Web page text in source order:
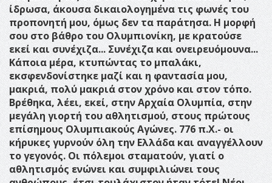
ίδρωσα, άκουσα δικαιολογημένα τις φωνές του
προπονητή μου, όμως δεν τα παράτησα. Η μορφή
σου στο βάθρο του Ολυμπιονίκη, με κρατούσε
εκεί και συνέχιζα... Συνέχιζα και ονειρευόμουνα...
Κάποια μέρα, κτυπώντας το μπαλάκι,
εκσφενδονίστηκε μαζί και η φαντασία μου,
μακριά, πολύ μακριά στον χρόνο και στον τόπο.
Βρέθηκα, λέει, εκεί, στην Αρχαία Ολυμπία, στην
μεγάλη γιορτή του αθλητισμού, στους πρώτους
επίσημους Ολυμπιακούς Αγώνες. 776 π.Χ.- οι
κήρυκες γυρνούν όλη την Ελλάδα και αναγγέλλουν
το γεγονός. Οι πόλεμοι σταματούν, γιατί ο
αθλητισμός ενώνει και συμφιλιώνει τους